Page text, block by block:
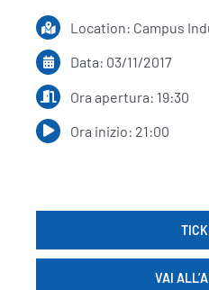
Location: Campus
Data: 03/11/2017
Ora apertura: 19:30
Ora inizio: 21:00
VAI